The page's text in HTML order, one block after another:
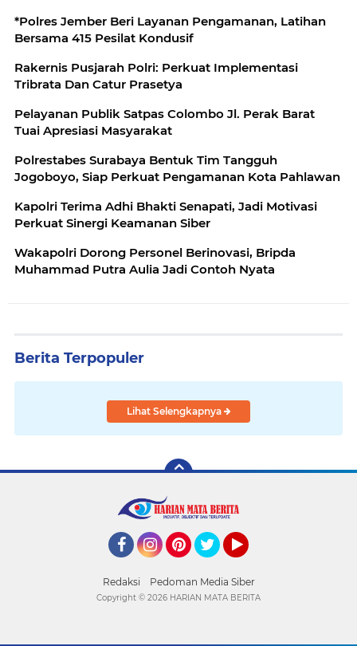
*Polres Jember Beri Layanan Pengamanan, Latihan
Bersama 415 Pesilat Kondusif
Rakernis Pusjarah Polri: Perkuat Implementasi
Tribrata Dan Catur Prasetya
Pelayanan Publik Satpas Colombo Jl. Perak Barat
Tuai Apresiasi Masyarakat
Polrestabes Surabaya Bentuk Tim Tangguh
Jogoboyo, Siap Perkuat Pengamanan Kota Pahlawan
Kapolri Terima Adhi Bhakti Senapati, Jadi Motivasi
Perkuat Sinergi Keamanan Siber
Wakapolri Dorong Personel Berinovasi, Bripda
Muhammad Putra Aulia Jadi Contoh Nyata
Berita Terpopuler
Lihat Selengkapnya
Redaksi Pedoman Media Siber
Copyright © 2026 HARIAN MATA BERITA